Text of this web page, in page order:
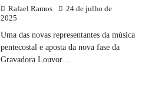
Rafael Ramos
24 de julho de
2025
Uma das novas representantes da música
pentecostal e aposta da nova fase da
Gravadora Louvor…